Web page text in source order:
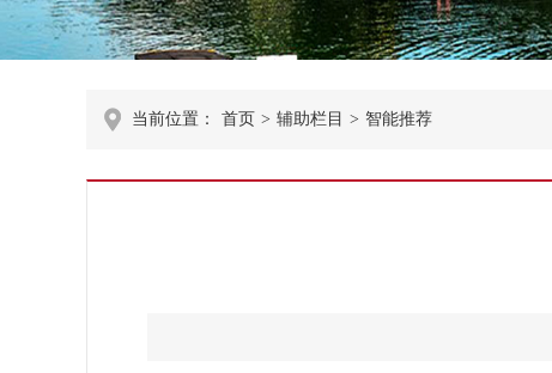
当前位置： 首页 > 辅助栏目 > 智能推荐